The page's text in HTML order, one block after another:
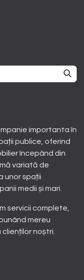
importanta în
publice, oferind
începând din
variată de
unor spații
medii și mari.
servicii complete,
mereu
noștri.